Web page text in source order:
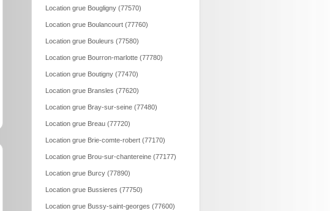
Location grue Bougligny (77570)
Location grue Boulancourt (77760)
Location grue Bouleurs (77580)
Location grue Bourron-marlotte (77780)
Location grue Boutigny (77470)
Location grue Bransles (77620)
Location grue Bray-sur-seine (77480)
Location grue Breau (77720)
Location grue Brie-comte-robert (77170)
Location grue Brou-sur-chantereine (77177)
Location grue Burcy (77890)
Location grue Bussieres (77750)
Location grue Bussy-saint-georges (77600)